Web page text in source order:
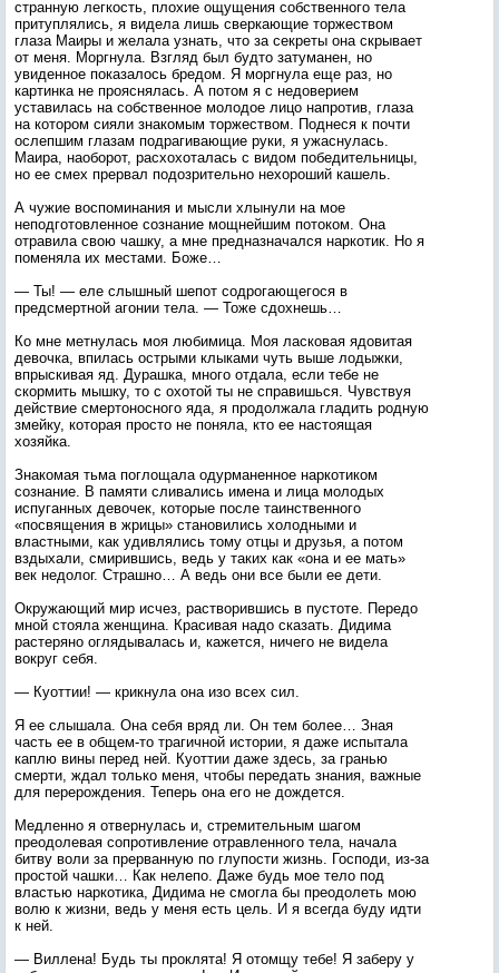
странную легкость, плохие ощущения собственного тела
притуплялись, я видела лишь сверкающие торжеством
глаза Маиры и желала узнать, что за секреты она скрывает
от меня. Моргнула. Взгляд был будто затуманен, но
увиденное показалось бредом. Я моргнула еще раз, но
картинка не прояснялась. А потом я с недоверием
уставилась на собственное молодое лицо напротив, глаза
на котором сияли знакомым торжеством. Поднеся к почти
ослепшим глазам подрагивающие руки, я ужаснулась.
Маира, наоборот, расхохоталась с видом победительницы,
но ее смех прервал подозрительно нехороший кашель.
А чужие воспоминания и мысли хлынули на мое
неподготовленное сознание мощнейшим потоком. Она
отравила свою чашку, а мне предназначался наркотик. Но я
поменяла их местами. Боже…
— Ты! — еле слышный шепот содрогающегося в
предсмертной агонии тела. — Тоже сдохнешь…
Ко мне метнулась моя любимица. Моя ласковая ядовитая
девочка, впилась острыми клыками чуть выше лодыжки,
впрыскивая яд. Дурашка, много отдала, если тебе не
скормить мышку, то с охотой ты не справишься. Чувствуя
действие смертоносного яда, я продолжала гладить родную
змейку, которая просто не поняла, кто ее настоящая
хозяйка.
Знакомая тьма поглощала одурманенное наркотиком
сознание. В памяти сливались имена и лица молодых
испуганных девочек, которые после таинственного
«посвящения в жрицы» становились холодными и
властными, как удивлялись тому отцы и друзья, а потом
вздыхали, смирившись, ведь у таких как «она и ее мать»
век недолог. Страшно… А ведь они все были ее дети.
Окружающий мир исчез, растворившись в пустоте. Передо
мной стояла женщина. Красивая надо сказать. Дидима
растеряно оглядывалась и, кажется, ничего не видела
вокруг себя.
— Куоттии! — крикнула она изо всех сил.
Я ее слышала. Она себя вряд ли. Он тем более… Зная
часть ее в общем-то трагичной истории, я даже испытала
каплю вины перед ней. Куоттии даже здесь, за гранью
смерти, ждал только меня, чтобы передать знания, важные
для перерождения. Теперь она его не дождется.
Медленно я отвернулась и, стремительным шагом
преодолевая сопротивление отравленного тела, начала
битву воли за прерванную по глупости жизнь. Господи, из-за
простой чашки… Как нелепо. Даже будь мое тело под
властью наркотика, Дидима не смогла бы преодолеть мою
волю к жизни, ведь у меня есть цель. И я всегда буду идти
к ней.
— Виллена! Будь ты проклята! Я отомщу тебе! Я заберу у